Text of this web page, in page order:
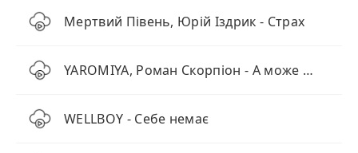
Мертвий Півень, Юрій Іздрик - Страх
YAROMIYA, Роман Скорпіон - А може (KARMV REMIX)
WELLBOY - Себе немає